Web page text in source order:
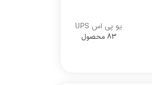
یو پی اس UPS
83 محصول